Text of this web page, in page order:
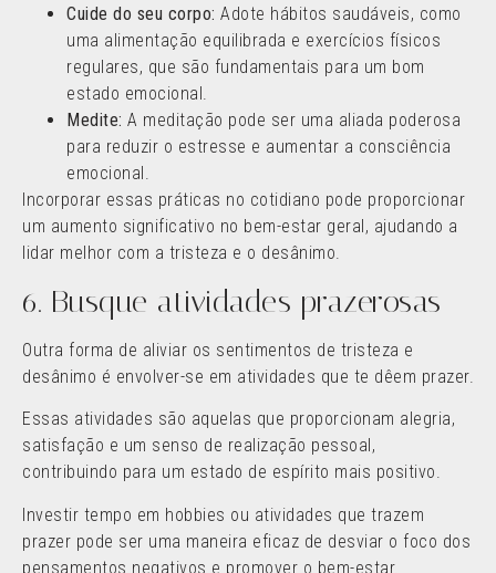
Cuide do seu corpo: Adote hábitos saudáveis, como
uma alimentação equilibrada e exercícios físicos
regulares, que são fundamentais para um bom
estado emocional.
Medite: A meditação pode ser uma aliada poderosa
para reduzir o estresse e aumentar a consciência
emocional.
Incorporar essas práticas no cotidiano pode proporcionar
um aumento significativo no bem-estar geral, ajudando a
lidar melhor com a tristeza e o desânimo.
6. Busque atividades prazerosas
Outra forma de aliviar os sentimentos de tristeza e
desânimo é envolver-se em atividades que te dêem prazer.
Essas atividades são aquelas que proporcionam alegria,
satisfação e um senso de realização pessoal,
contribuindo para um estado de espírito mais positivo.
Investir tempo em hobbies ou atividades que trazem
prazer pode ser uma maneira eficaz de desviar o foco dos
pensamentos negativos e promover o bem-estar.